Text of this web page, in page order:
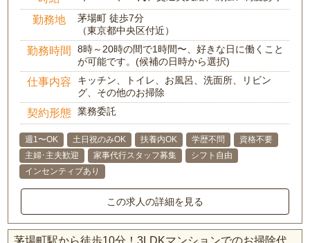
勤務地
茅場町 徒歩7分
（東京都中央区付近）
勤務時間
8時～20時の間で1時間〜、好きな日に働くこと
が可能です。(候補の日時から選択)
仕事内容
キッチン、トイレ、お風呂、洗面所、リビン
グ、その他のお掃除
契約形態 業務委託
週1〜OK 土日祝のみOK 扶養内OK 学歴不問
資格不要
主婦･主夫歓迎
家事代行スタッフ募集
シフト自由
インセンティブあり
この求人の詳細を見る
茅場町駅から徒歩10分！3LDKマンションでのお掃除代